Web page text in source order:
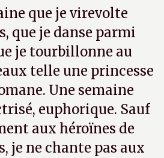
que je virevolte
que je danse parmi
je tourbillonne au
telle une princesse
Une semaine
euphorique. Sauf
aux héroïnes de
je ne chante pas aux